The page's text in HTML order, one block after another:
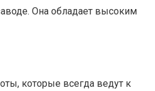
Она обладает высоким
которые всегда ведут к